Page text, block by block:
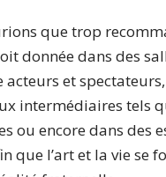
que trop
donnée dans des
acteurs et
intermédiaires tels
ou encore dans des
que l’art et la vie se